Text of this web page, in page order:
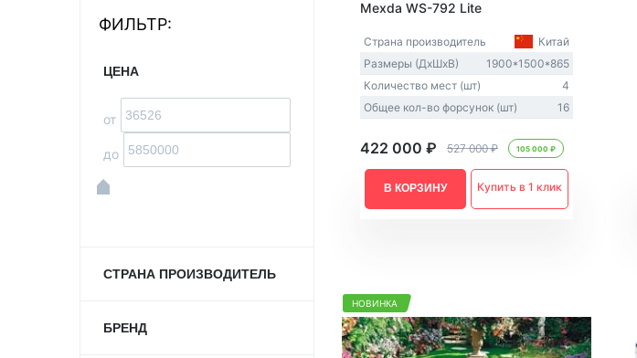
Акриловые
ФИЛЬТР:
ЦЕНА
от
до
СТРАНА ПРОИЗВОДИТЕЛЬ
БРЕНД
Mexda WS-792 Lite
Страна производитель
Китай
Размеры (ДxШxВ)
1900*1500*865
Количество мест (шт)
4
Общее кол-во форсунок (шт)
16
422 000 ₽ 527 000 ₽ 105 000 ₽
В КОРЗИНУ Купить в 1 клик
НОВИНКА